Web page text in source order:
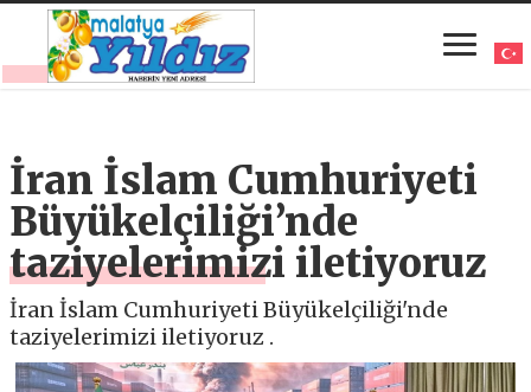
İran İslam Cumhuriyeti
Büyükelçiliği’nde
taziyelerimizi iletiyoruz
İran İslam Cumhuriyeti Büyükelçiliği'nde
taziyelerimizi iletiyoruz .